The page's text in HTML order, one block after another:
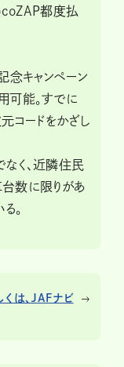
都度払
念キャンペーン
可能。すでに
コードをかざし
なく、近隣住民
台数に限りがあ
。
は、JAFナビ